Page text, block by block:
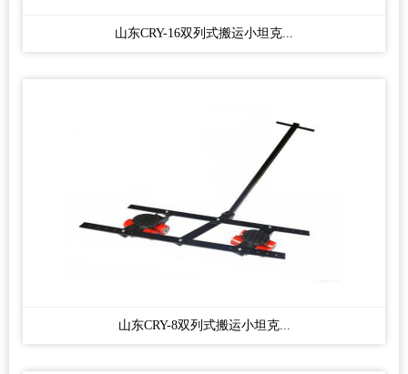
山东CRY-16双列式搬运小坦克...
山东CRY-8双列式搬运小坦克...